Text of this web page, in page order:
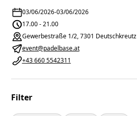
03/06/2026-03/06/2026
17.00 - 21.00
Gewerbestraße 1/2, 7301 Deutschkreutz
event@padelbase.at
+43 660 5542311
Filter